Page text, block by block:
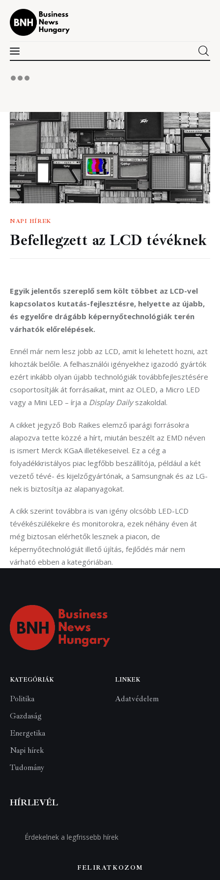
Business News Hungary
Tudomány
Napi hírek
Energetika
NAPI HÍREK
Befellegzett az LCD tévéknek
Egyik jelentős szereplő sem költ többet az LCD-vel
kapcsolatos kutatás-fejlesztésre, helyette az újabb,
és egyelőre drágább képernyőtechnológiák terén
várhatók előrelépések.
Ennél már nem lesz jobb az LCD, amit ki lehetett hozni, azt
kihozták belőle. A felhasználói igényekhez igazodó gyártók
ezért inkább olyan újabb technológiák továbbfejlesztésére
csoportosítják át forrásaikat, mint az OLED, a Micro LED
vagy a Mini LED – írja a Display Daily szakoldal.
A cikket jegyző Bob Raikes elemző iparági forrásokra
alapozva tette közzé a hírt, miután beszélt az EMD néven
is ismert Merck KGaA illetékeseivel. Ez a cég a
folyadékkristályos piac legfőbb beszállítója, például a két
vezető tévé- és kijelzőgyártónak, a Samsungnak és az LG-
nek is biztosítja az alapanyagokat.
A cikk szerint továbbra is van igény olcsóbb LED-LCD
tévékészülékekre és monitorokra, ezek néhány éven át
még biztosan elérhetők lesznek a piacon, de
képernyőtechnológiát illető újítás, fejlődés már nem
várható ebben a kategóriában.
KATEGÓRIÁK
Politika
Gazdaság
Energetika
Napi hírek
Tudomány
LINKEK
Adatvédelem
HÍRLEVÉL
FELIRATKOZOM